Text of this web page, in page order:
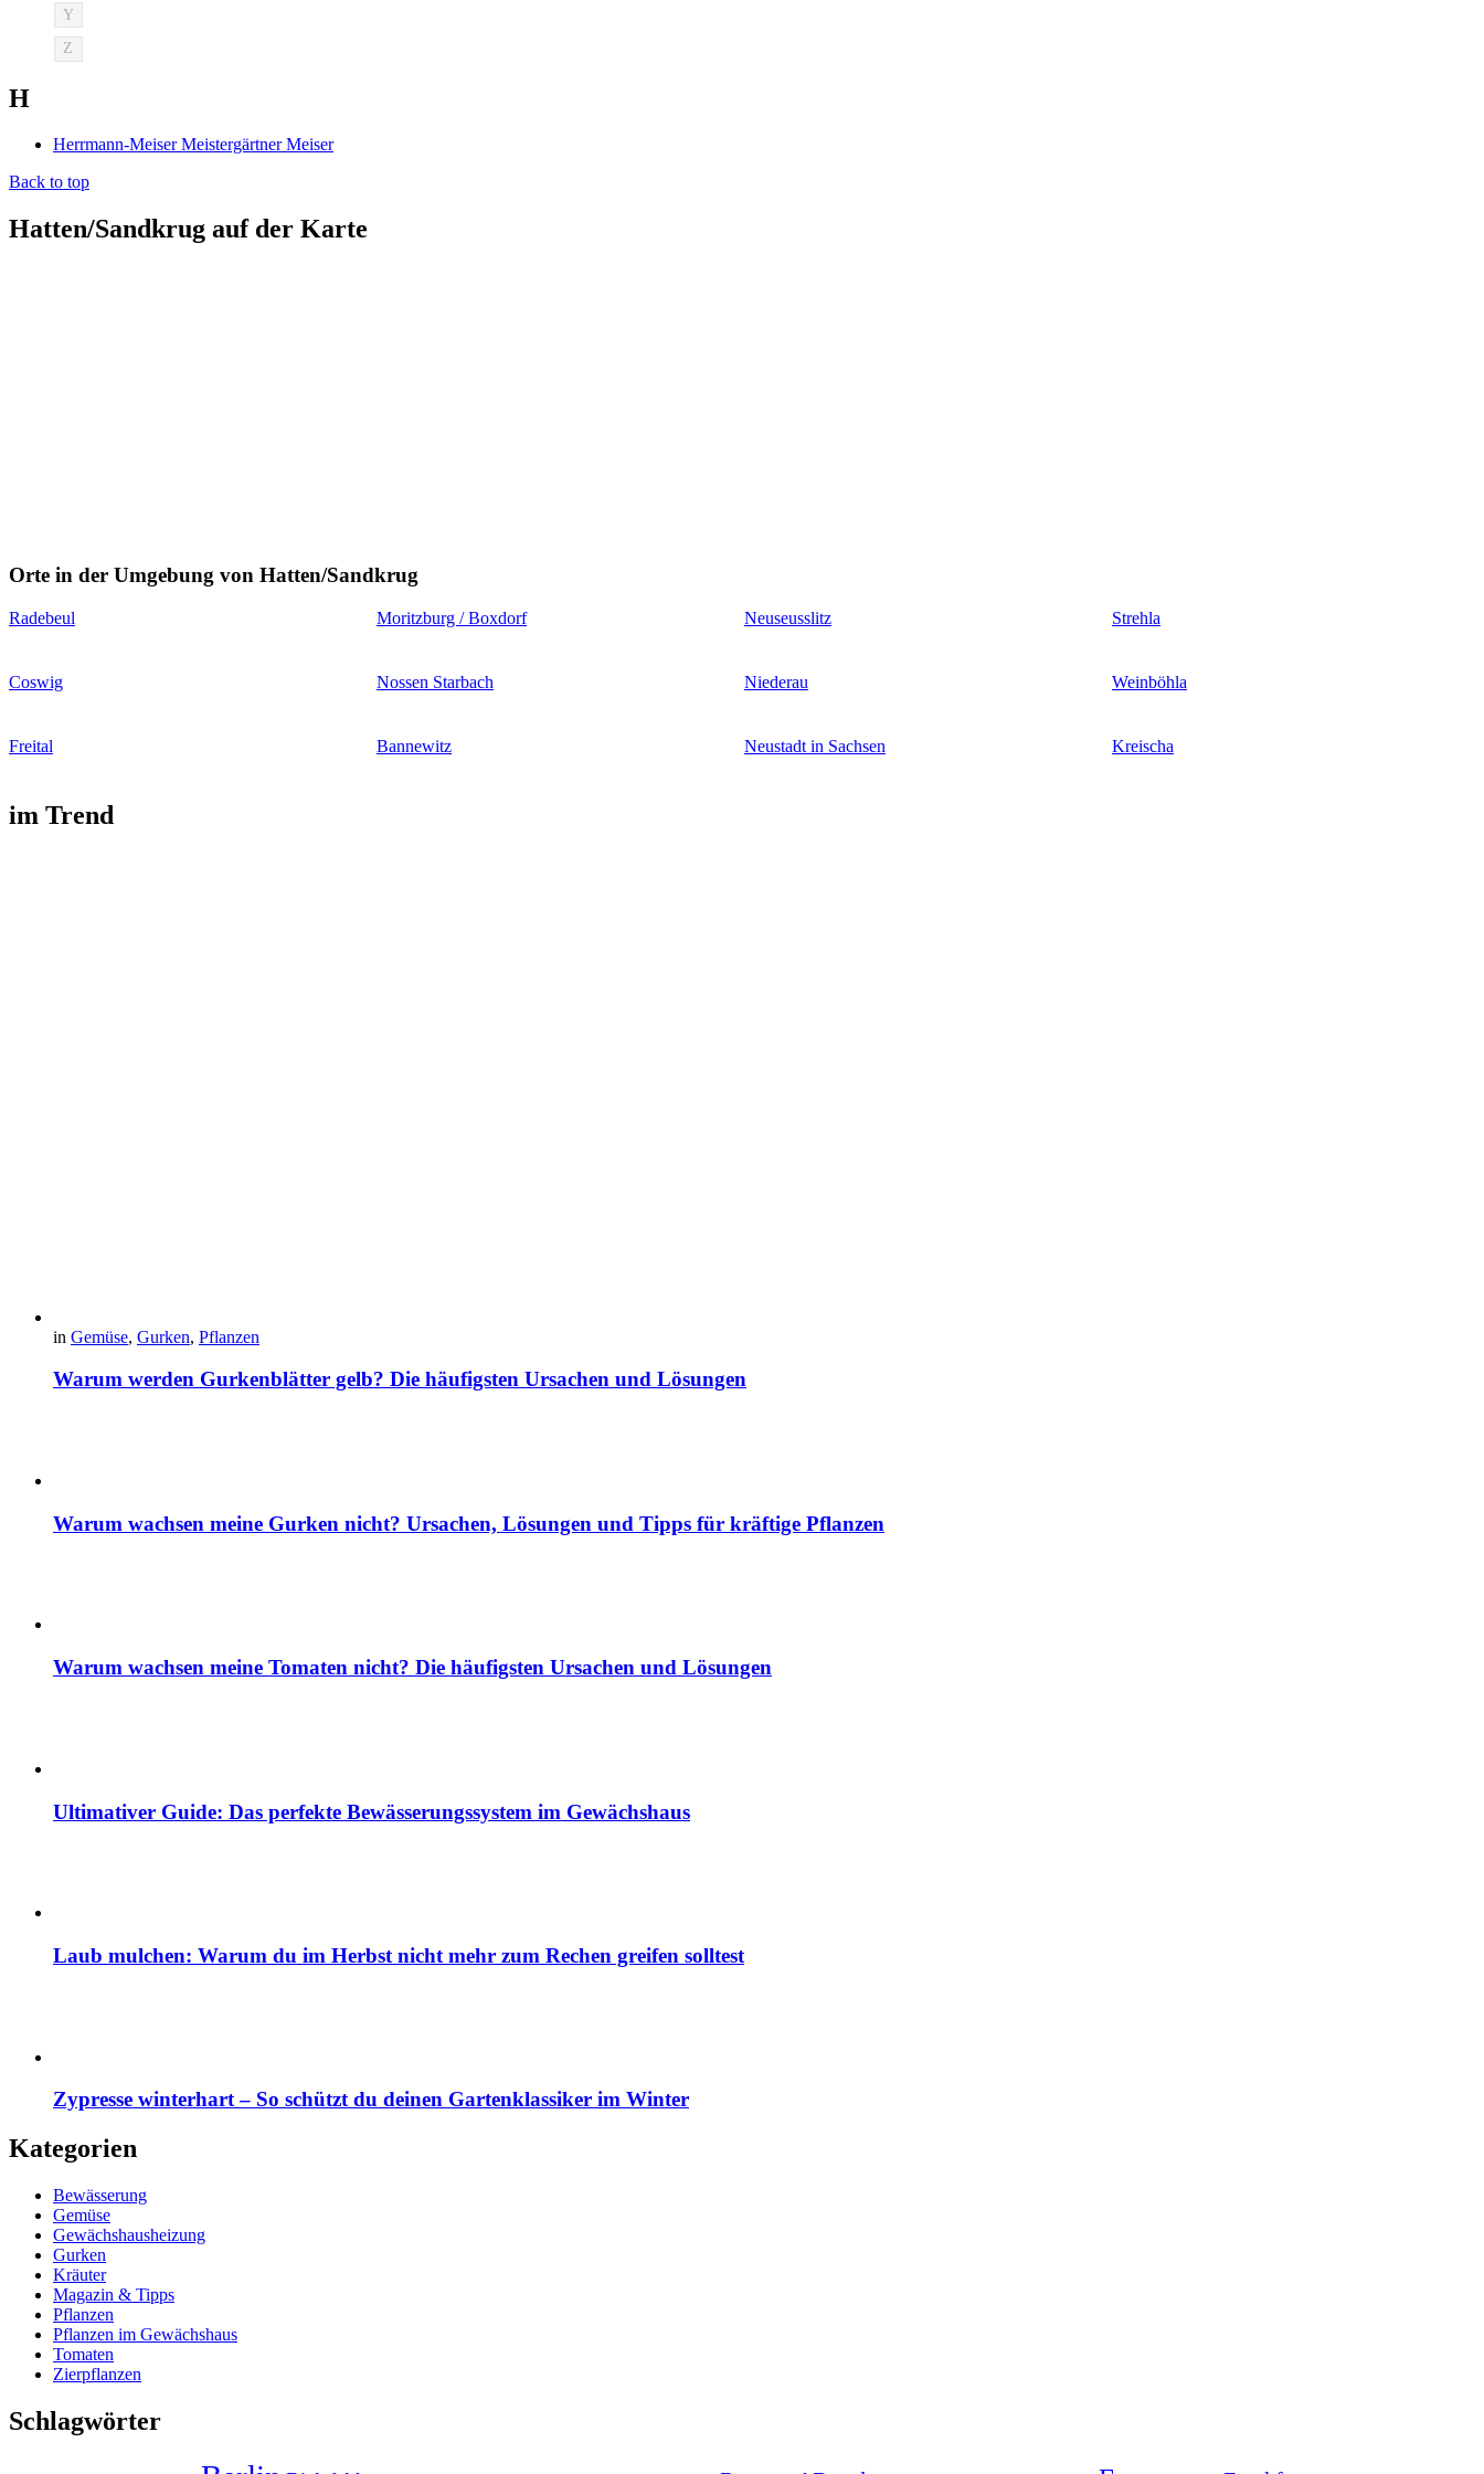
Y
Z
H
Herrmann-Meiser Meistergärtner Meiser
Back to top
Hatten/Sandkrug auf der Karte
Orte in der Umgebung von Hatten/Sandkrug
Radebeul Moritzburg / Boxdorf Neuseusslitz Strehla
Coswig Nossen Starbach Niederau Weinböhla
Freital Bannewitz Neustadt in Sachsen Kreischa
im Trend
in Gemüse, Gurken, Pflanzen
Warum werden Gurkenblätter gelb? Die häufigsten Ursachen und Lösungen
Warum wachsen meine Gurken nicht? Ursachen, Lösungen und Tipps für kräftige Pflanzen
Warum wachsen meine Tomaten nicht? Die häufigsten Ursachen und Lösungen
Ultimativer Guide: Das perfekte Bewässerungssystem im Gewächshaus
Laub mulchen: Warum du im Herbst nicht mehr zum Rechen greifen solltest
Zypresse winterhart – So schützt du deinen Gartenklassiker im Winter
Kategorien
Bewässerung
Gemüse
Gewächshausheizung
Gurken
Kräuter
Magazin & Tipps
Pflanzen
Pflanzen im Gewächshaus
Tomaten
Zierpflanzen
Schlagwörter